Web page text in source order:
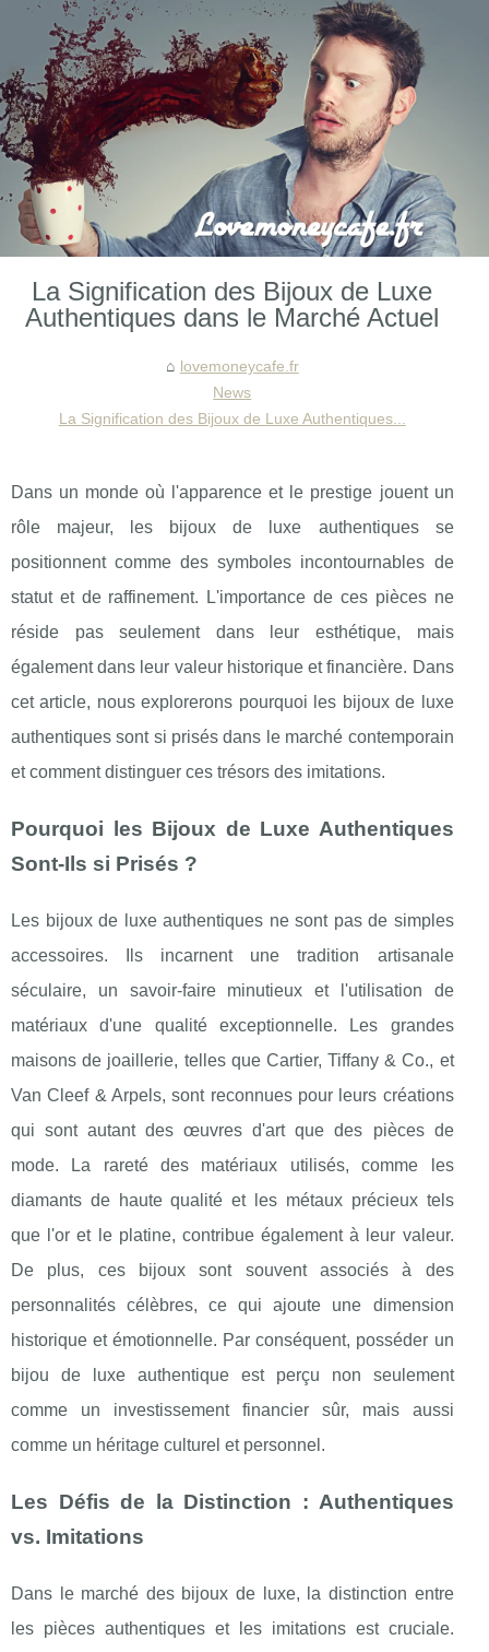
La Signification des Bijoux de Luxe
Authentiques dans le Marché Actuel
lovemoneycafe.fr
News
La Signification des Bijoux de Luxe Authentiques...
Dans un monde où l'apparence et le prestige jouent un
rôle majeur, les bijoux de luxe authentiques se
positionnent comme des symboles incontournables de
statut et de raffinement. L'importance de ces pièces ne
réside pas seulement dans leur esthétique, mais
également dans leur valeur historique et financière. Dans
cet article, nous explorerons pourquoi les bijoux de luxe
authentiques sont si prisés dans le marché contemporain
et comment distinguer ces trésors des imitations.
Pourquoi les Bijoux de Luxe Authentiques
Sont-Ils si Prisés ?
Les bijoux de luxe authentiques ne sont pas de simples
accessoires. Ils incarnent une tradition artisanale
séculaire, un savoir-faire minutieux et l'utilisation de
matériaux d'une qualité exceptionnelle. Les grandes
maisons de joaillerie, telles que Cartier, Tiffany & Co., et
Van Cleef & Arpels, sont reconnues pour leurs créations
qui sont autant des œuvres d'art que des pièces de
mode. La rareté des matériaux utilisés, comme les
diamants de haute qualité et les métaux précieux tels
que l'or et le platine, contribue également à leur valeur.
De plus, ces bijoux sont souvent associés à des
personnalités célèbres, ce qui ajoute une dimension
historique et émotionnelle. Par conséquent, posséder un
bijou de luxe authentique est perçu non seulement
comme un investissement financier sûr, mais aussi
comme un héritage culturel et personnel.
Les Défis de la Distinction : Authentiques
vs. Imitations
Dans le marché des bijoux de luxe, la distinction entre
les pièces authentiques et les imitations est cruciale.